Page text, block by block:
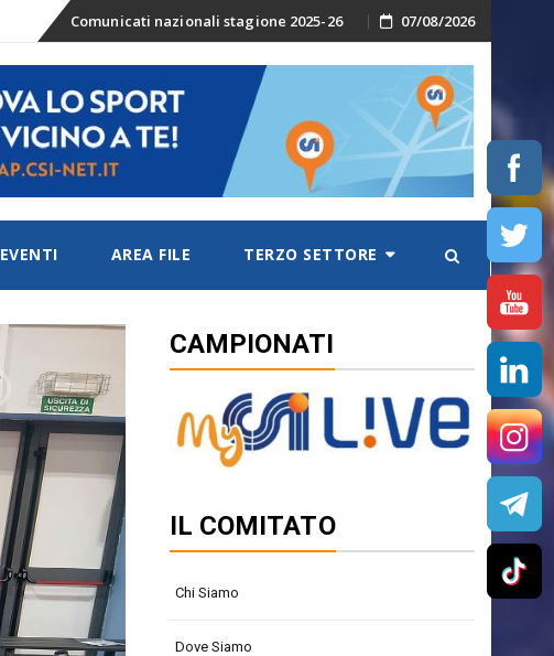
Skip
to
content
Comunicati nazionali stagione 2025-26 07/08/2026
EVENTI AREA FILE TERZO SETTORE
CAMPIONATI
IL COMITATO
Chi Siamo
Dove Siamo